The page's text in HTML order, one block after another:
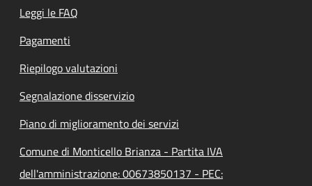
Leggi le FAQ
Pagamenti
Riepilogo valutazioni
Segnalazione disservizio
Piano di miglioramento dei servizi
Comune di Monticello Brianza - Partita IVA
dell'amministrazione: 00673850137 - PEC: